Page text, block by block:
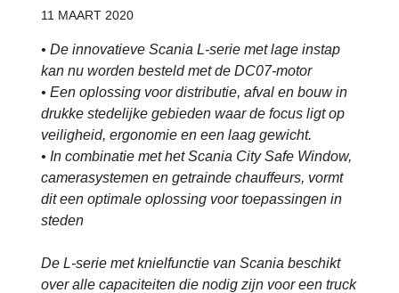
11 MAART 2020
• De innovatieve Scania L-serie met lage instap
kan nu worden besteld met de DC07-motor
• Een oplossing voor distributie, afval en bouw in
drukke stedelijke gebieden waar de focus ligt op
veiligheid, ergonomie en een laag gewicht.
• In combinatie met het Scania City Safe Window,
camerasystemen en getrainde chauffeurs, vormt
dit een optimale oplossing voor toepassingen in
steden
De L-serie met knielfunctie van Scania beschikt
over alle capaciteiten die nodig zijn voor een truck